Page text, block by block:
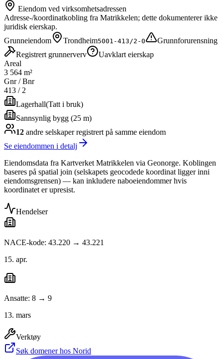
Eiendom ved virksomhetsadressen
Adresse-/koordinatkobling fra Matrikkelen; dette dokumenterer ikke
juridisk eierskap.
Grunneiendom
Trondheim5001-413/2-0
Grunnforurensning
Registrert grunnerverv
Uavklart eierskap
Areal
3 564 m²
Gnr / Bnr
413 /2
Lagerhall(Tatt i bruk)
Sannsynlig bygg (25 m)
12 andre selskaperregistrert på samme eiendom
Se eiendommen i detalj
Eiendomsdata fra Kartverket Matrikkelen via Geonorge. Koblingen
baseres på spatial join (selskapets geocodede koordinat ligger inni
eiendomsgrensen) — kan inkludere naboeiendommer hvis
koordinatet er upresist.
Hendelser
NACE-kode: 43.220 → 43.221
15. apr.
Ansatte: 8 → 9
13. mars
Verktøy
Søk domener hos Norid